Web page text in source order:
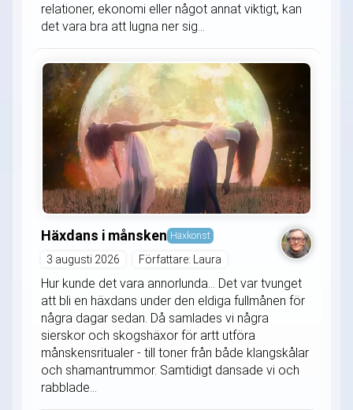
relationer, ekonomi eller något annat viktigt, kan
det vara bra att lugna ner sig...
Häxdans i månsken Häxkonst
3 augusti 2026 Författare: Laura
Hur kunde det vara annorlunda... Det var tvunget
att bli en häxdans under den eldiga fullmånen för
några dagar sedan. Då samlades vi några
sierskor och skogshäxor för artt utföra
månskensritualer - till toner från både klangskålar
och shamantrummor. Samtidigt dansade vi och
rabblade...